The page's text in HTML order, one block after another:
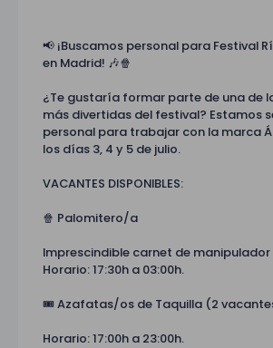
📢 ¡Buscamos personal para Festival
en Madrid! 🎶🍿
¿Te gustaría formar parte de una de
más divertidas del festival? Estamos
personal para trabajar con la marca
los días 3, 4 y 5 de julio.
VACANTES DISPONIBLES:
🍿 Palomitero/a
Imprescindible carnet de
Horario: 17:30h a 03:00h.
🎟️ Azafatas/os de Taquilla (2
Horario: 17:00h a 23:00h.